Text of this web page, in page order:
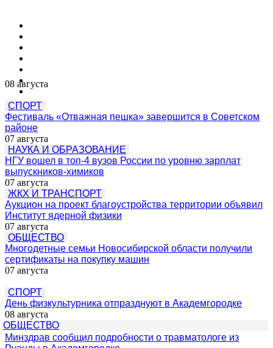
08 августа
СПОРТ
Фестиваль «Отважная пешка» завершится в Советском
районе
07 августа
НАУКА И ОБРАЗОВАНИЕ
НГУ вошел в топ-4 вузов России по уровню зарплат
выпускников-химиков
07 августа
ЖКХ И ТРАНСПОРТ
Аукцион на проект благоустройства территории объявил
Институт ядерной физики
07 августа
ОБЩЕСТВО
Многодетные семьи Новосибирской области получили
сертификаты на покупку машин
07 августа
СПОРТ
День физкультурника отпразднуют в Академгородке
08 августа
ОБЩЕСТВО
Минздрав сообщил подробности о травматологе из